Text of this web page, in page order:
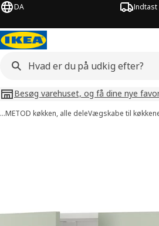
DA
Besøg varehuset, og få dine nye
…METOD køkken, alle deleVægskabe til